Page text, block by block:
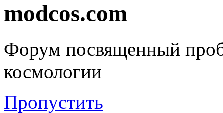
modcos.com
Форум посвященный
космологии
Пропустить